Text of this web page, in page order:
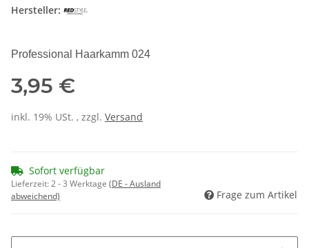
Hersteller:
Professional Haarkamm 024
3,95 €
inkl. 19% USt. , zzgl. Versand
Sofort verfügbar
Lieferzeit:2 - 3 Werktage (DE - Ausland
abweichend)
Frage zum Artikel